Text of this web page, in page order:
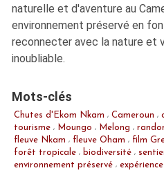
naturelle et d'aventure au
environnement préservé en
reconnecter avec la nature et
inoubliable.
Mots-clés
Chutes d'Ekom Nkam , Cameroun ,
tourisme , Moungo , Melong ,
fleuve Nkam , fleuve Oham , film
forêt tropicale , biodiversité ,
environnement préservé ,